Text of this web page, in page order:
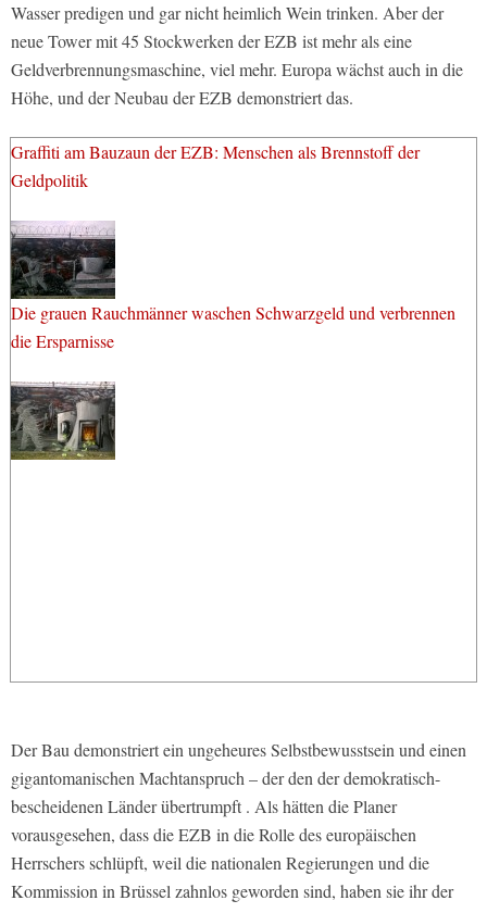
Wasser predigen und gar nicht heimlich Wein trinken. Aber der
neue Tower mit 45 Stockwerken der EZB ist mehr als eine
Geldverbrennungsmaschine, viel mehr. Europa wächst auch in die
Höhe, und der Neubau der EZB demonstriert das.
Graffiti am Bauzaun der EZB: Menschen als Brennstoff der
Geldpolitik
Die grauen Rauchmänner waschen Schwarzgeld und verbrennen
die Ersparnisse
Der Bau demonstriert ein ungeheures Selbstbewusstsein und einen
gigantomanischen Machtanspruch – der den der demokratisch-
bescheidenen Länder übertrumpft . Als hätten die Planer
vorausgesehen, dass die EZB in die Rolle des europäischen
Herrschers schlüpft, weil die nationalen Regierungen und die
Kommission in Brüssel zahnlos geworden sind, haben sie ihr der